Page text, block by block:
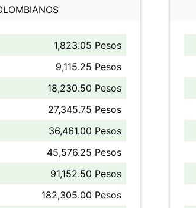
1,823.05 Pesos
9,115.25 Pesos
18,230.50 Pesos
27,345.75 Pesos
36,461.00 Pesos
45,576.25 Pesos
91,152.50 Pesos
182,305.00 Pesos